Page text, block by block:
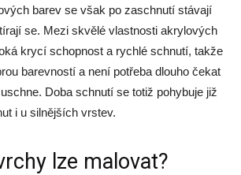
barev se však po zaschnutí stávají
se. Mezi skvělé vlastnosti akrylových
krycí schopnost a rychlé schnutí, takže
barevností a není potřeba dlouho čekat
Doba schnutí se totiž pohybuje již
i u silnějších vrstev.
lze malovat?